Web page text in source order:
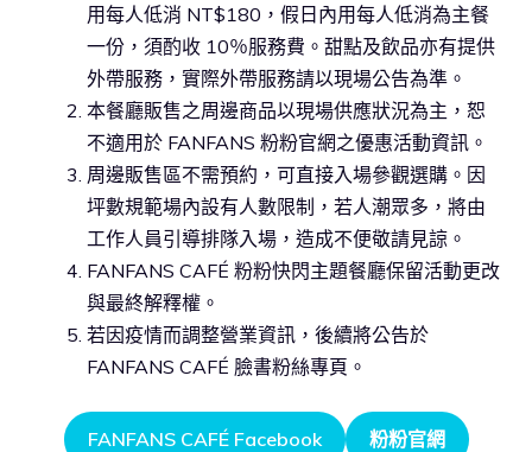
用每人低消 NT$180，假日內用每人低消為主餐
一份，須酌收 10％服務費。甜點及飲品亦有提供
外帶服務，實際外帶服務請以現場公告為準。
本餐廳販售之周邊商品以現場供應狀況為主，恕
不適用於 FANFANS 粉粉官網之優惠活動資訊。
周邊販售區不需預約，可直接入場參觀選購。因
坪數規範場內設有人數限制，若人潮眾多，將由
工作人員引導排隊入場，造成不便敬請見諒。
FANFANS CAFÉ 粉粉快閃主題餐廳保留活動更改
與最終解釋權。
若因疫情而調整營業資訊，後續將公告於
FANFANS CAFÉ 臉書粉絲專頁。
FANFANS CAFÉ Facebook 粉粉官網